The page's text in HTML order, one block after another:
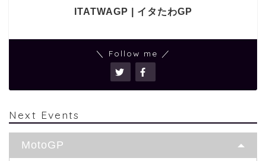
ITATWAGP | イタたわGP
＼ Follow me ／
Next Events
MotoGP